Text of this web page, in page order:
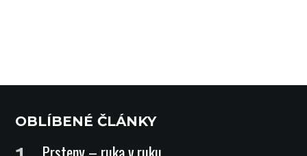
OBLÍBENÉ ČLÁNKY